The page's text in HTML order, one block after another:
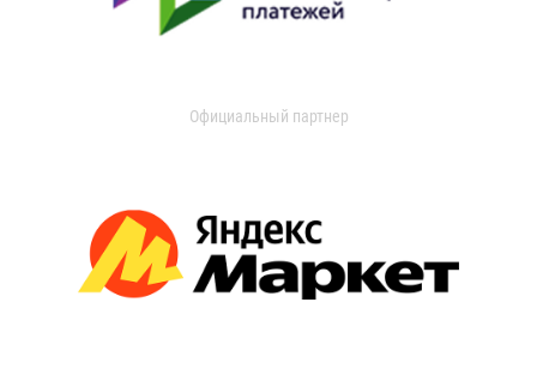
Официальный партнер